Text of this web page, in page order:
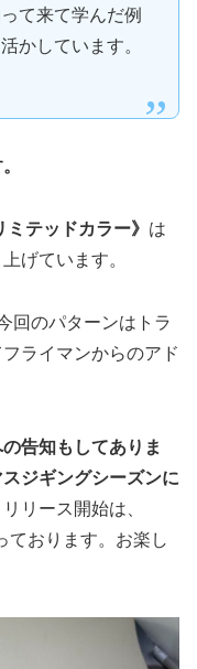
て来て学んだ例
かしています。
ミテッドカラー》 は
げています。
回のパターンはトラ
ライマンからのアド
告知もしてありま
ジギングシーズンに
リリース開始は、
ております。お楽し